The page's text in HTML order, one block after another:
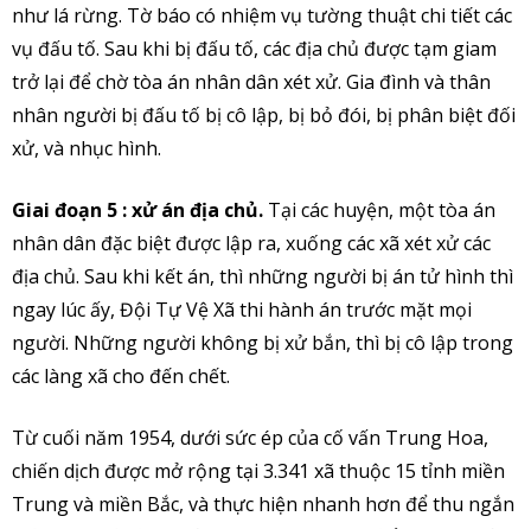
như lá rừng. Tờ báo có nhiệm vụ tường thuật chi tiết các
vụ đấu tố. Sau khi bị đấu tố, các địa chủ được tạm giam
trở lại để chờ tòa án nhân dân xét xử. Gia đình và thân
nhân người bị đấu tố bị cô lập, bị bỏ đói, bị phân biệt đối
xử, và nhục hình.
Giai đoạn 5 : xử án địa chủ. Tại các huyện, một tòa án
nhân dân đặc biệt được lập ra, xuống các xã xét xử các
địa chủ. Sau khi kết án, thì những người bị án tử hình thì
ngay lúc ấy, Đội Tự Vệ Xã thi hành án trước mặt mọi
người. Những người không bị xử bắn, thì bị cô lập trong
các làng xã cho đến chết.
Từ cuối năm 1954, dưới sức ép của cố vấn Trung Hoa,
chiến dịch được mở rộng tại 3.341 xã thuộc 15 tỉnh miền
Trung và miền Bắc, và thực hiện nhanh hơn để thu ngắn